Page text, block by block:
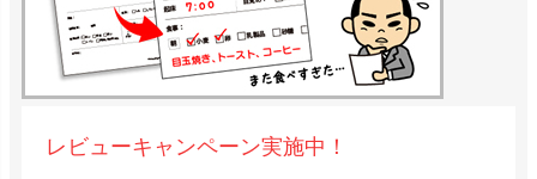
レビューキャンペーン実施中！